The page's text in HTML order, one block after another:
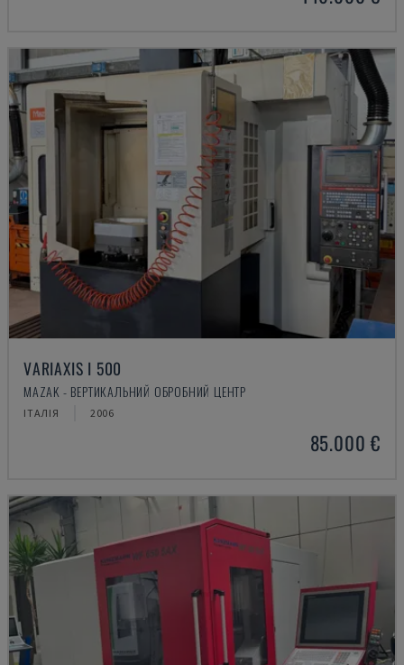
VARIAXIS I 500
MAZAK - ВЕРТИКАЛЬНИЙ ОБРОБНИЙ ЦЕНТР
ІТАЛІЯ 2006
85.000 €